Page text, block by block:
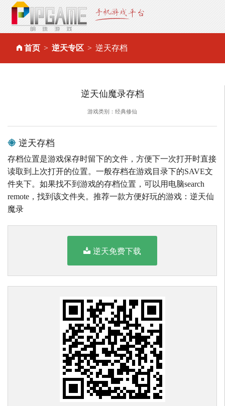
首页 逆天专区 逆天存档
逆天仙魔录存档
游戏类别：经典修仙
逆天存档
存档位置是游戏保存时留下的文件，方便下一次打开时直接
读取到上次打开的位置。一般存档在游戏目录下的SAVE文
件夹下。如果找不到游戏的存档位置，可以用电脑search
remote，找到该文件夹。推荐一款方便好玩的游戏：逆天仙
魔录
逆天免费下载